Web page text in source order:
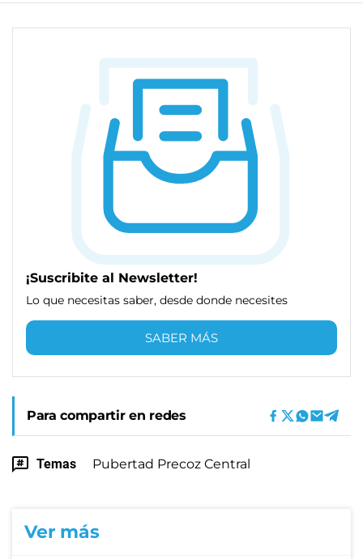
¡Suscribite al Newsletter!
Lo que necesitas saber, desde donde necesites
SABER MÁS
Para compartir en redes
Temas Pubertad Precoz Central
Ver más